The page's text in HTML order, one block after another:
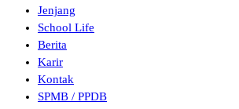
Jenjang
School Life
Berita
Karir
Kontak
SPMB / PPDB